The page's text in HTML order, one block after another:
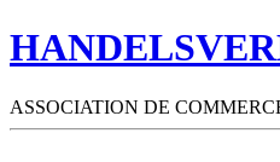
ASSOCIATION DE